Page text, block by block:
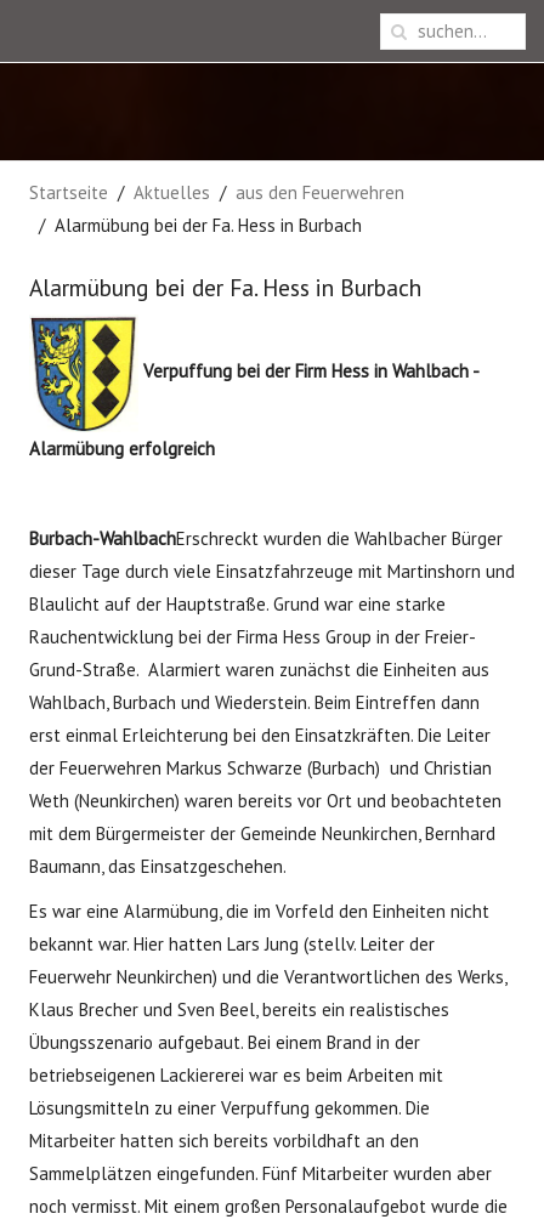
Startseite Aktuelles
aus den Feuerwehren
Alarmübung bei der Fa. Hess in Burbach
Alarmübung bei der Fa. Hess in Burbach
Verpuffung bei der Firm Hess in Wahlbach -
Alarmübung erfolgreich
Burbach-WahlbachErschreckt wurden die Wahlbacher Bürger
dieser Tage durch viele Einsatzfahrzeuge mit Martinshorn und
Blaulicht auf der Hauptstraße. Grund war eine starke
Rauchentwicklung bei der Firma Hess Group in der Freier-
Grund-Straße. Alarmiert waren zunächst die Einheiten aus
Wahlbach, Burbach und Wiederstein. Beim Eintreffen dann
erst einmal Erleichterung bei den Einsatzkräften. Die Leiter
der Feuerwehren Markus Schwarze (Burbach) und Christian
Weth (Neunkirchen) waren bereits vor Ort und beobachteten
mit dem Bürgermeister der Gemeinde Neunkirchen, Bernhard
Baumann, das Einsatzgeschehen.
Es war eine Alarmübung, die im Vorfeld den Einheiten nicht
bekannt war. Hier hatten Lars Jung (stellv. Leiter der
Feuerwehr Neunkirchen) und die Verantwortlichen des Werks,
Klaus Brecher und Sven Beel, bereits ein realistisches
Übungsszenario aufgebaut. Bei einem Brand in der
betriebseigenen Lackiererei war es beim Arbeiten mit
Lösungsmitteln zu einer Verpuffung gekommen. Die
Mitarbeiter hatten sich bereits vorbildhaft an den
Sammelplätzen eingefunden. Fünf Mitarbeiter wurden aber
noch vermisst. Mit einem großen Personalaufgebot wurde die